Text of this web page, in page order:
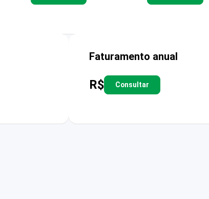
Faturamento anual
R$ Consultar